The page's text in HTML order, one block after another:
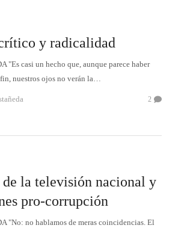
y radicalidad
"Es casi un hecho que, aunque parece haber
nuestros ojos no verán la…
2
la televisión nacional y
pro-corrupción
"No: no hablamos de meras coincidencias. El